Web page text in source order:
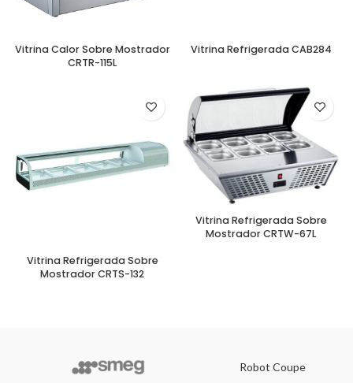
Vitrina Calor Sobre Mostrador
CRTR-115L
Vitrina Refrigerada CAB284
Vitrina Refrigerada Sobre
Mostrador CRTS-132
Vitrina Refrigerada Sobre
Mostrador CRTW-67L
Robot Coupe